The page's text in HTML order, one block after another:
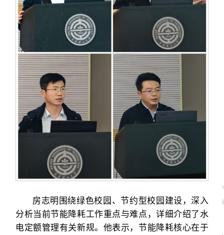
房志明围绕绿色校园、节约型校园建设，深入
分析当前节能降耗工作重点与难点，详细介绍了水
电定额管理有关新规。他表示，节能降耗核心在于